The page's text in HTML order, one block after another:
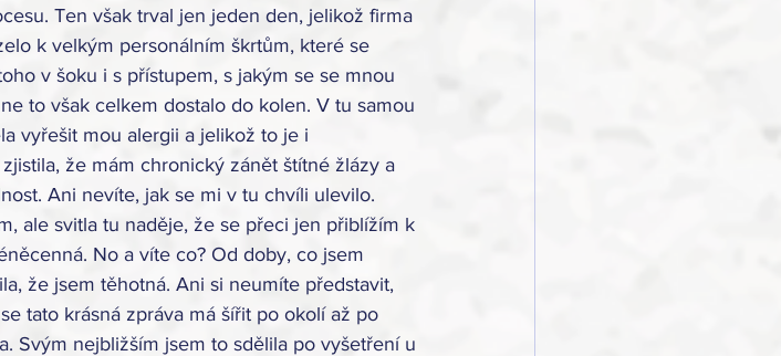
Ten však trval jen jeden den, jelikož firma
k velkým personálním škrtům, které se
v šoku i s přístupem, s jakým se se mnou
to však celkem dostalo do kolen. V tu samou
vyřešit mou alergii a jelikož to je i
že mám chronický zánět štítné žlázy a
Ani nevíte, jak se mi v tu chvíli ulevilo.
ale svitla tu naděje, že se přeci jen přiblížím k
No a víte co? Od doby, co jsem
že jsem těhotná. Ani si neumíte představit,
tato krásná zpráva má šířit po okolí až po
Svým nejbližším jsem to sdělila po vyšetření u